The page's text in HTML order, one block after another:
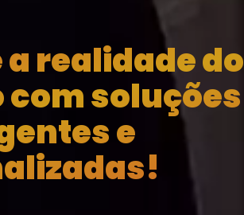
realidade do
com soluções
e